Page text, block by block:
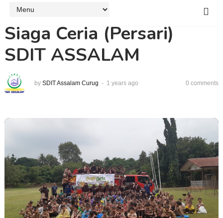
Siaga Ceria (Persari)
SDIT ASSALAM
by SDIT Assalam Curug 1 years ago 0 comments